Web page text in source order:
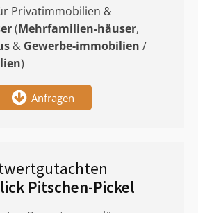
Privatimmobilien &
(Mehrfamilien-häuser,
& Gewerbe-immobilien /
)
Anfragen
Pitschen-Pickel